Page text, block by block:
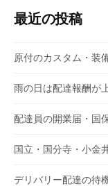
最近の投稿
原付のカスタム・装
雨の日は配達報酬が
配達員の開業届・国
国立・国分寺・小金
デリバリー配達の待